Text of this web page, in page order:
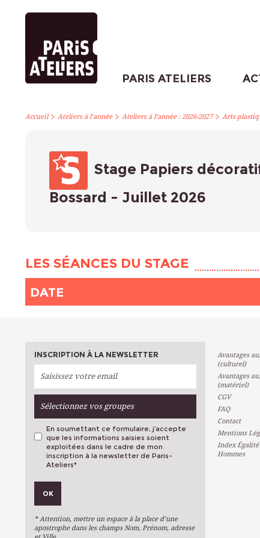
PARIS ATELIERS
Accueil> Ateliers à l’année> Ateliers à l’année : 2026-2027> Arts
Stage Papiers
Bossard - Juillet 2026
LES SÉANCES DU STAGE
DATE
INSCRIPTION À LA NEWSLETTER
Sélectionnez vos groupes
Métiers D'art
Arts Du Texte
En soumettant ce formulaire, j’accepte
que les informations saisies soient
exploitées dans le cadre de mon
inscription à la newsletter de Paris-
Ateliers*
OK
* Attention, mettre un espace à la place d’une
apostrophe dans les champs Nom, Prénom, adresse
Avantages
(culturel)
Avantages
(matériel)
CGV
FAQ
Contact
Mentions
Index Égalité
Hommes